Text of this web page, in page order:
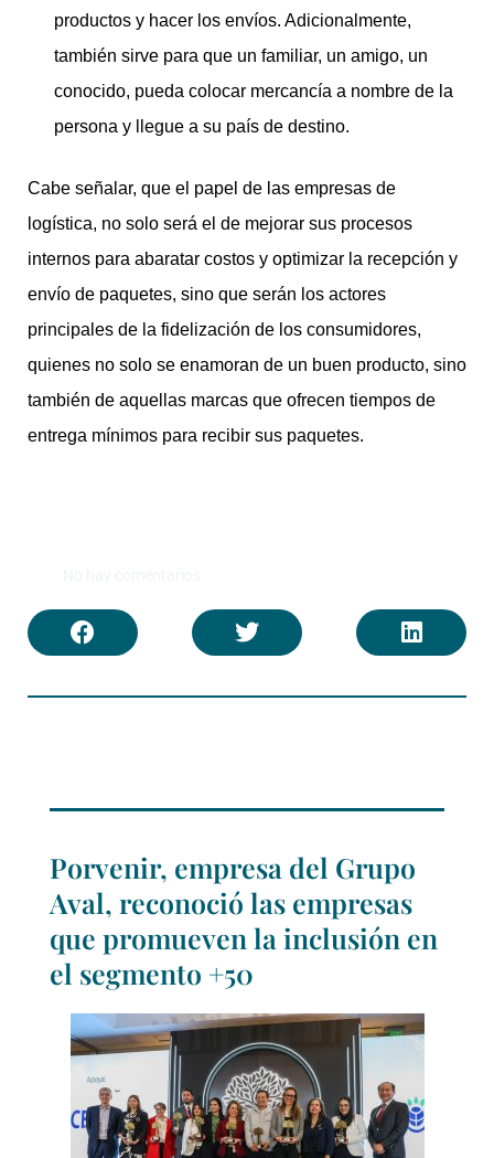
productos y hacer los envíos. Adicionalmente,
también sirve para que un familiar, un amigo, un
conocido, pueda colocar mercancía a nombre de la
persona y llegue a su país de destino.
Cabe señalar, que el papel de las empresas de
logística, no solo será el de mejorar sus procesos
internos para abaratar costos y optimizar la recepción y
envío de paquetes, sino que serán los actores
principales de la fidelización de los consumidores,
quienes no solo se enamoran de un buen producto, sino
también de aquellas marcas que ofrecen tiempos de
entrega mínimos para recibir sus paquetes.
Porvenir, empresa del Grupo
Aval, reconoció las empresas
que promueven la inclusión en
el segmento +50